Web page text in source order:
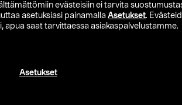
evästeisiin ei tarvita
asetuksiasi painamalla Asetukset.
apua saat tarvittaessa asiakaspalvelustamme.
Asetukset